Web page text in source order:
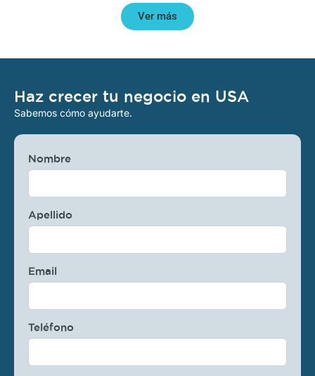
Ver más
Haz crecer tu negocio en USA
Sabemos cómo ayudarte.
Nombre
Apellido
Email
Teléfono